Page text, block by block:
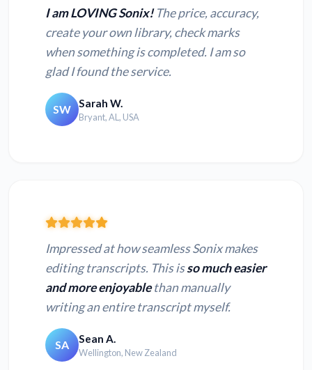
I am LOVING Sonix!The price, accuracy,
create your own library, check marks
when something is completed. I am so
glad I found the service.
SW Sarah W.
Bryant, AL, USA
Impressed at how seamless Sonix makes
editing transcripts. This isso much easier
and more enjoyablethan manually
writing an entire transcript myself.
SA Sean A.
Wellington, New Zealand